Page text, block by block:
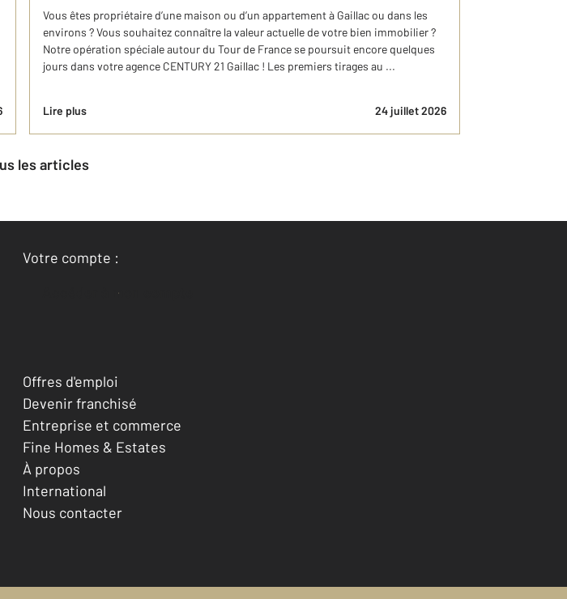
Vous êtes propriétaire d’une maison ou d’un appartement à Gaillac ou dans les
environs ? Vous souhaitez connaître la valeur actuelle de votre bien immobilier ?
Notre opération spéciale autour du Tour de France se poursuit encore quelques
jours dans votre agence CENTURY 21 Gaillac ! Les premiers tirages au ...
Lire plus 24 juillet 2026
les articles
Votre compte :
Accéder à mon compte
Offres d'emploi
Devenir franchisé
Entreprise et commerce
Fine Homes & Estates
À propos
International
Nous contacter